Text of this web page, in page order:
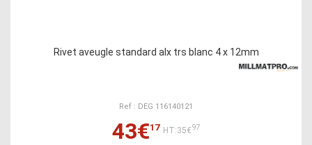
Rivet aveugle standard alx trs blanc 4 x 12mm
Ref : DEG 116140121
43€17 HT:35€97